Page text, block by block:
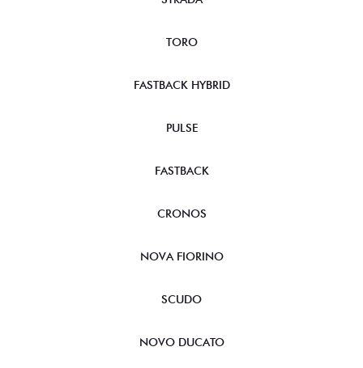
TORO
FASTBACK HYBRID
PULSE
FASTBACK
CRONOS
NOVA FIORINO
SCUDO
NOVO DUCATO